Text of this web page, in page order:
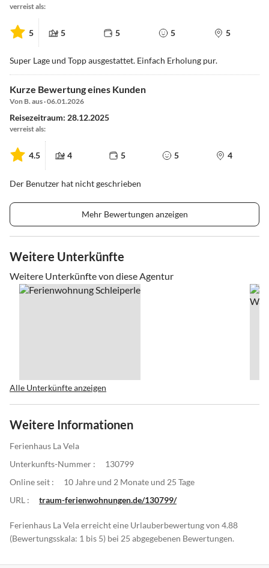
verreist als:
5 5 5 5 5
Super Lage und Topp ausgestattet. Einfach Erholung pur.
Kurze Bewertung eines Kunden
Von B. aus · 06.01.2026
Reisezeitraum: 28.12.2025
verreist als:
4.5 4 5 5 4
Der Benutzer hat nicht geschrieben
Mehr Bewertungen anzeigen
Weitere Unterkünfte
Weitere Unterkünfte von diese Agentur
Alle Unterkünfte anzeigen
Weitere Informationen
Ferienhaus La Vela
Unterkunfts-Nummer :
130799
Online seit :
10 Jahre und 2 Monate und 25 Tage
URL :
traum-ferienwohnungen.de/130799/
Ferienhaus La Vela erreicht eine Urlauberbewertung von 4.88
(Bewertungsskala: 1 bis 5) bei 25 abgegebenen Bewertungen.